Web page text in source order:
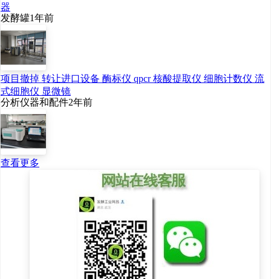
器
发酵罐1年前
项目撤掉 转让进口设备 酶标仪 qpcr 核酸提取仪 细胞计数仪 流
式细胞仪 显微镜
分析仪器和配件2年前
查看更多